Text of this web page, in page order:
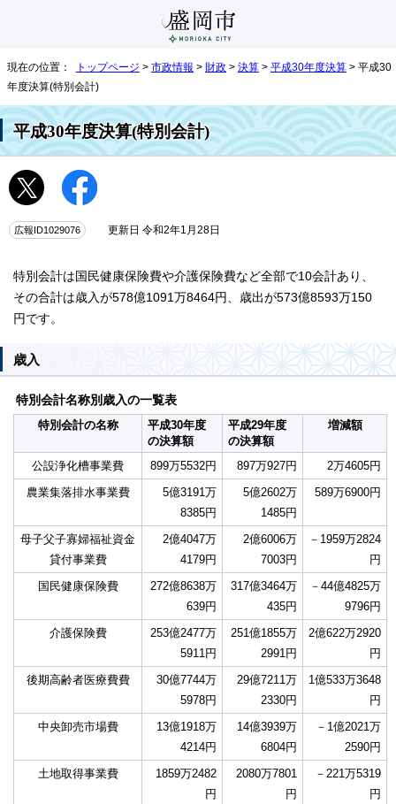
現在の位置： トップページ > 市政情報 > 財政 > 決算 > 平成30年度決算 > 平成30
年度決算(特別会計)
平成30年度決算(特別会計)
広報ID1029076 更新日 令和2年1月28日
特別会計は国民健康保険費や介護保険費など全部で10会計あり、
その合計は歳入が578億1091万8464円、歳出が573億8593万150
円です。
歳入
特別会計名称別歳入の一覧表
特別会計の名称
平成30年度
の決算額
平成29年度
の決算額
増減額
公設浄化槽事業費 899万5532円 897万927円
2万4605円
農業集落排水事業費
5億3191万
8385円
5億2602万
1485円
589万6900円
母子父子寡婦福祉資金
貸付事業費
2億4047万
4179円
2億6006万
7003円
－1959万2824
円
国民健康保険費
272億8638万
639円
317億3464万
435円
－44億4825万
9796円
介護保険費
253億2477万
5911円
251億1855万
2991円
2億622万2920
円
後期高齢者医療費費
30億7744万
5978円
29億7211万
2330円
1億533万3648
円
中央卸売市場費
13億1918万
4214円
14億3939万
6804円
－1億2021万
2590円
土地取得事業費
1859万2482
円
2080万7801
円
－221万5319
円